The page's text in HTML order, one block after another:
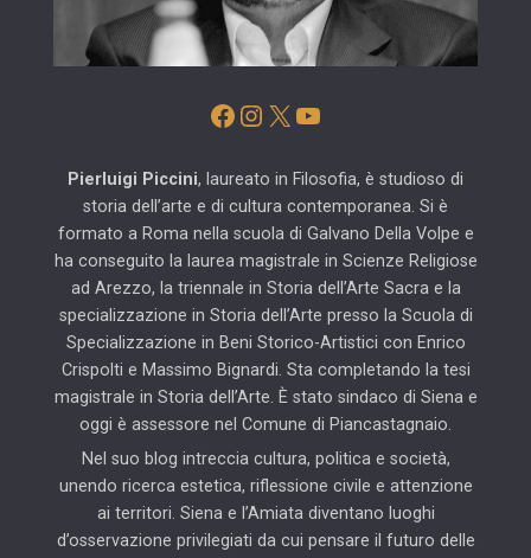
Facebook
Instagram
X YouTube
Pierluigi Piccini, laureato in Filosofia, è studioso di
storia dell’arte e di cultura contemporanea. Si è
formato a Roma nella scuola di Galvano Della Volpe e
ha conseguito la laurea magistrale in Scienze Religiose
ad Arezzo, la triennale in Storia dell’Arte Sacra e la
specializzazione in Storia dell’Arte presso la Scuola di
Specializzazione in Beni Storico-Artistici con Enrico
Crispolti e Massimo Bignardi. Sta completando la tesi
magistrale in Storia dell’Arte. È stato sindaco di Siena e
oggi è assessore nel Comune di Piancastagnaio.
Nel suo blog intreccia cultura, politica e società,
unendo ricerca estetica, riflessione civile e attenzione
ai territori. Siena e l’Amiata diventano luoghi
d’osservazione privilegiati da cui pensare il futuro delle